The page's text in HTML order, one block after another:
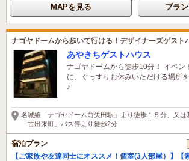
MAPを見る プラ
ナゴヤドームから歩いて行ける！デザイナーズゲスト
あやきちゲストハウス
ナゴヤドームから徒歩10分！ イベン
に、ぐっすりお休みいただける場所
♪
名城線「ナゴヤドーム前矢田駅」より徒歩１５分、又は
「古出来町」バス停より徒歩2分
宿泊プラン
【ご家族や友達同士にオススメ！個室(3人部屋）】【